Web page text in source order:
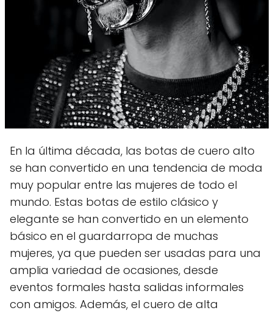
En la última década, las botas de cuero alto
se han convertido en una tendencia de moda
muy popular entre las mujeres de todo el
mundo. Estas botas de estilo clásico y
elegante se han convertido en un elemento
básico en el guardarropa de muchas
mujeres, ya que pueden ser usadas para una
amplia variedad de ocasiones, desde
eventos formales hasta salidas informales
con amigos. Además, el cuero de alta